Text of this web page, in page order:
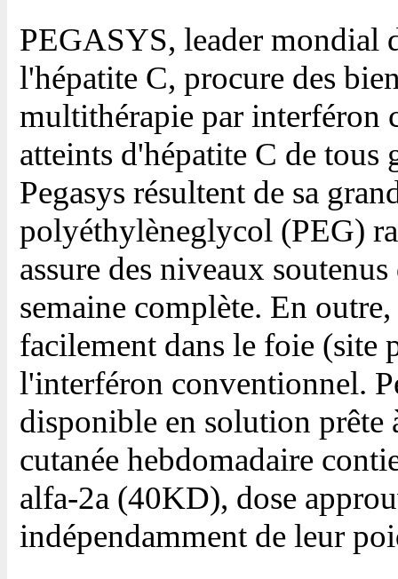
PEGASYS, leader mondial
l'hépatite C, procure des
multithérapie par interféron
atteints d'hépatite C de tous
Pegasys résultent de sa
polyéthylèneglycol (PEG)
assure des niveaux
semaine complète. En
facilement dans le foie
l'interféron conventionnel.
disponible en solution
cutanée hebdomadaire
alfa-2a (40KD), dose
indépendamment de leur